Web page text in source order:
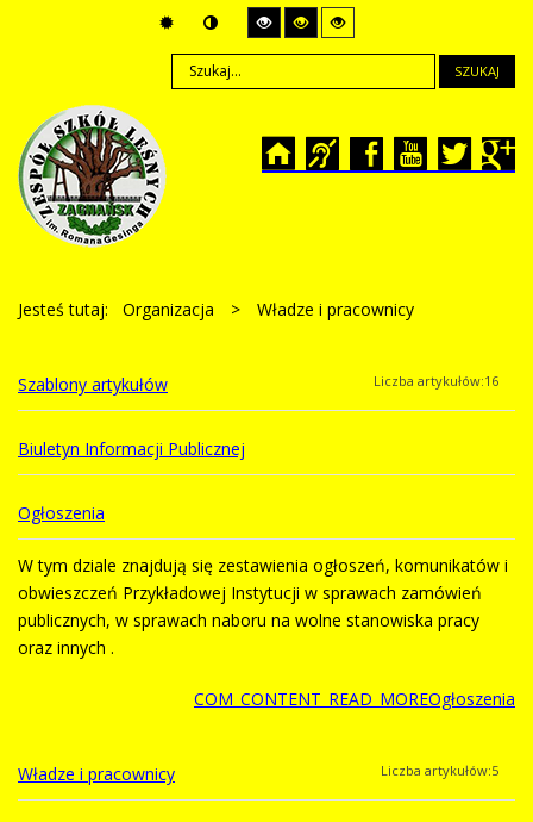
SZUKAJ
Jesteś tutaj: Organizacja > Władze i pracownicy
Szablony artykułów Liczba artykułów:16
Biuletyn Informacji Publicznej
Ogłoszenia
W tym dziale znajdują się zestawienia ogłoszeń, komunikatów i
obwieszczeń Przykładowej Instytucji w sprawach zamówień
publicznych, w sprawach naboru na wolne stanowiska pracy
oraz innych .
COM_CONTENT_READ_MOREOgłoszenia
Władze i pracownicy Liczba artykułów:5